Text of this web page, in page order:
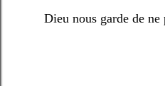
Dieu nous garde de ne